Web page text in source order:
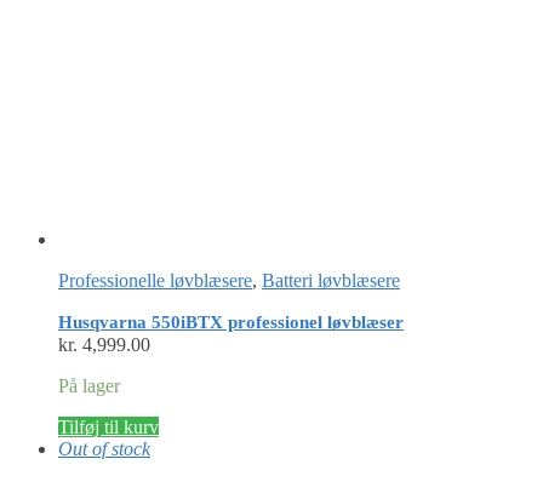
Professionelle løvblæsere, Batteri løvblæsere
Husqvarna 550iBTX professionel løvblæser
kr. 4,999.00
På lager
Tilføj til kurv
Out of stock